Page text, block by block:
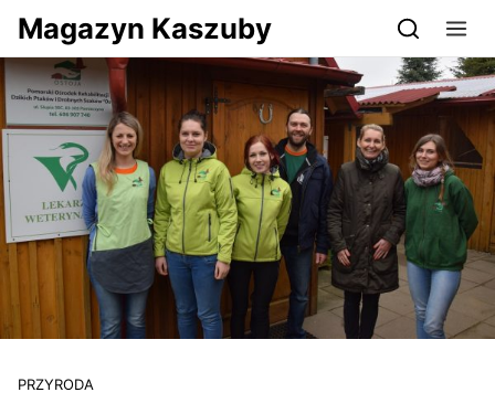
Przejdź do serwisu magazynkaszuby.pl
Magazyn Kaszuby
PRZYRODA